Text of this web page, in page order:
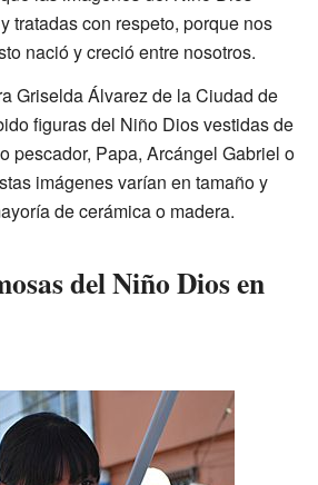
tratadas con respeto, porque nos
nació y creció entre nosotros.
Griselda Álvarez de la Ciudad de
figuras del Niño Dios vestidas de
pescador, Papa, Arcángel Gabriel o
imágenes varían en tamaño y
de cerámica o madera.
del Niño Dios en